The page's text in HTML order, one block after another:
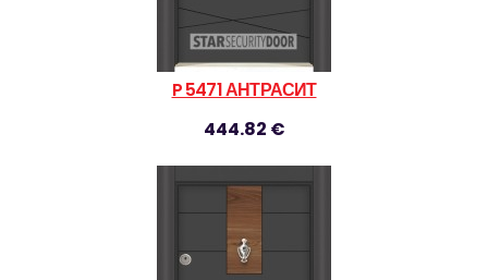
P 5471 АНТРАСИТ
444.82 €